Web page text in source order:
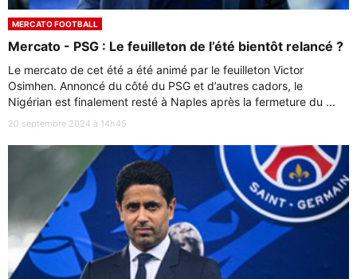
MERCATO FOOTBALL
Mercato - PSG : Le feuilleton de l’été bientôt relancé ?
Le mercato de cet été a été animé par le feuilleton Victor
Osimhen. Annoncé du côté du PSG et d’autres cadors, le
Nigérian est finalement resté à Naples après la fermeture du ...
20 septembre 2024 à 14h45